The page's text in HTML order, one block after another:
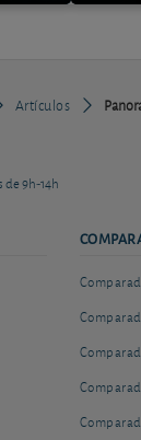
Artículos
de 9h-14h